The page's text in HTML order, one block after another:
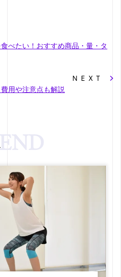
べたい！おすすめ商品・量・タ
NEXT
用や注意点も解説